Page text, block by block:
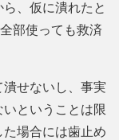
、仮に潰れたと
部使っても救済
せないし、事実
ということは限
場合には歯止め